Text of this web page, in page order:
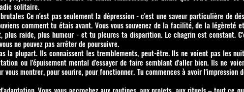
solitaire.
Ce n'est pas seulement la dépression - c'est une saveur particulière de
comment tu étais avant. Vous vous souvenez de la facilité, de la légèreté
raide, plus humeur - et tu pleures ta disparition. Le chagrin est constant.
ne pouvez pas arrêter de poursuivre.
la plupart. Ils connaissent les tremblements, peut-être. Ils ne voient pas les
ou l'épuisement mental d'essayer de faire semblant d'aller bien. Ils ne
vous montrer, pour sourire, pour fonctionner. Tu commences à avoir l'impression